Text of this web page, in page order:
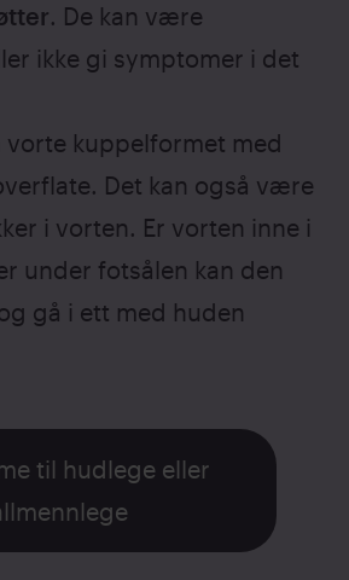
. De kan være
ikke gi symptomer i det
vorte kuppelformet med
Det kan også være
i vorten. Er vorten inne i
under fotsålen kan den
gå i ett med huden
til hudlege eller